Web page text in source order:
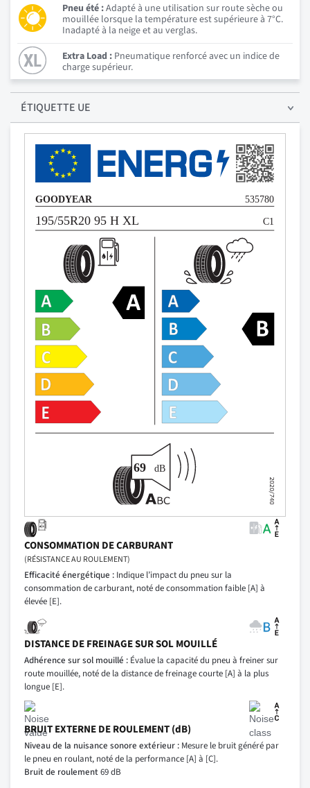
Pneu été :Adapté à une utilisation sur route sèche ou
mouillée lorsque la température est supérieure à 7°C.
Inadapté à la neige et au verglas.
Extra Load : Pneumatique renforcé avec un indice de
charge supérieur.
ÉTIQUETTE UE
CONSOMMATION DE CARBURANT
(RÉSISTANCE AU ROULEMENT)
Efficacité énergétique : Indique l’impact du pneu sur la
consommation de carburant, noté de consommation faible [A] à
élevée [E].
DISTANCE DE FREINAGE SUR SOL MOUILLÉ
Adhérence sur sol mouillé : Évalue la capacité du pneu à freiner sur
route mouillée, noté de la distance de freinage courte [A] à la plus
longue [E].
BRUIT EXTERNE DE ROULEMENT (dB)
Niveau de la nuisance sonore extérieur : Mesure le bruit généré par
le pneu en roulant, noté de la performance [A] à [C].
Bruit de roulement69 dB